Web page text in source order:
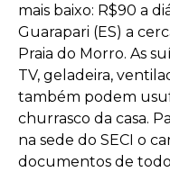
mais baixo: R$90 a
Guarapari (ES) a
Praia do Morro. As
TV, geladeira,
também podem
churrasco da casa.
na sede do SECI o
documentos de